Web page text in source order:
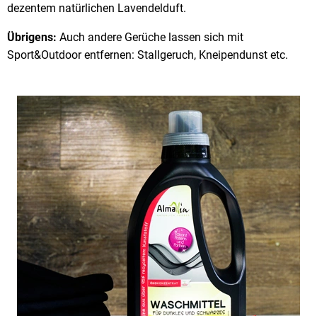
dezentem natürlichen Lavendelduft.
Übrigens: Auch andere Gerüche lassen sich mit
Sport&Outdoor entfernen: Stallgeruch, Kneipendunst etc.